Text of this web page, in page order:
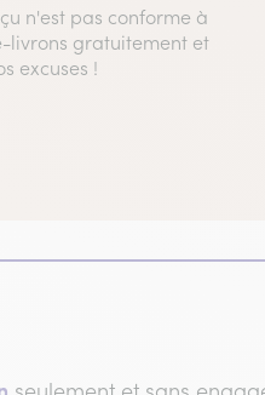
n'est pas conforme à
livrons gratuitement et
excuses !